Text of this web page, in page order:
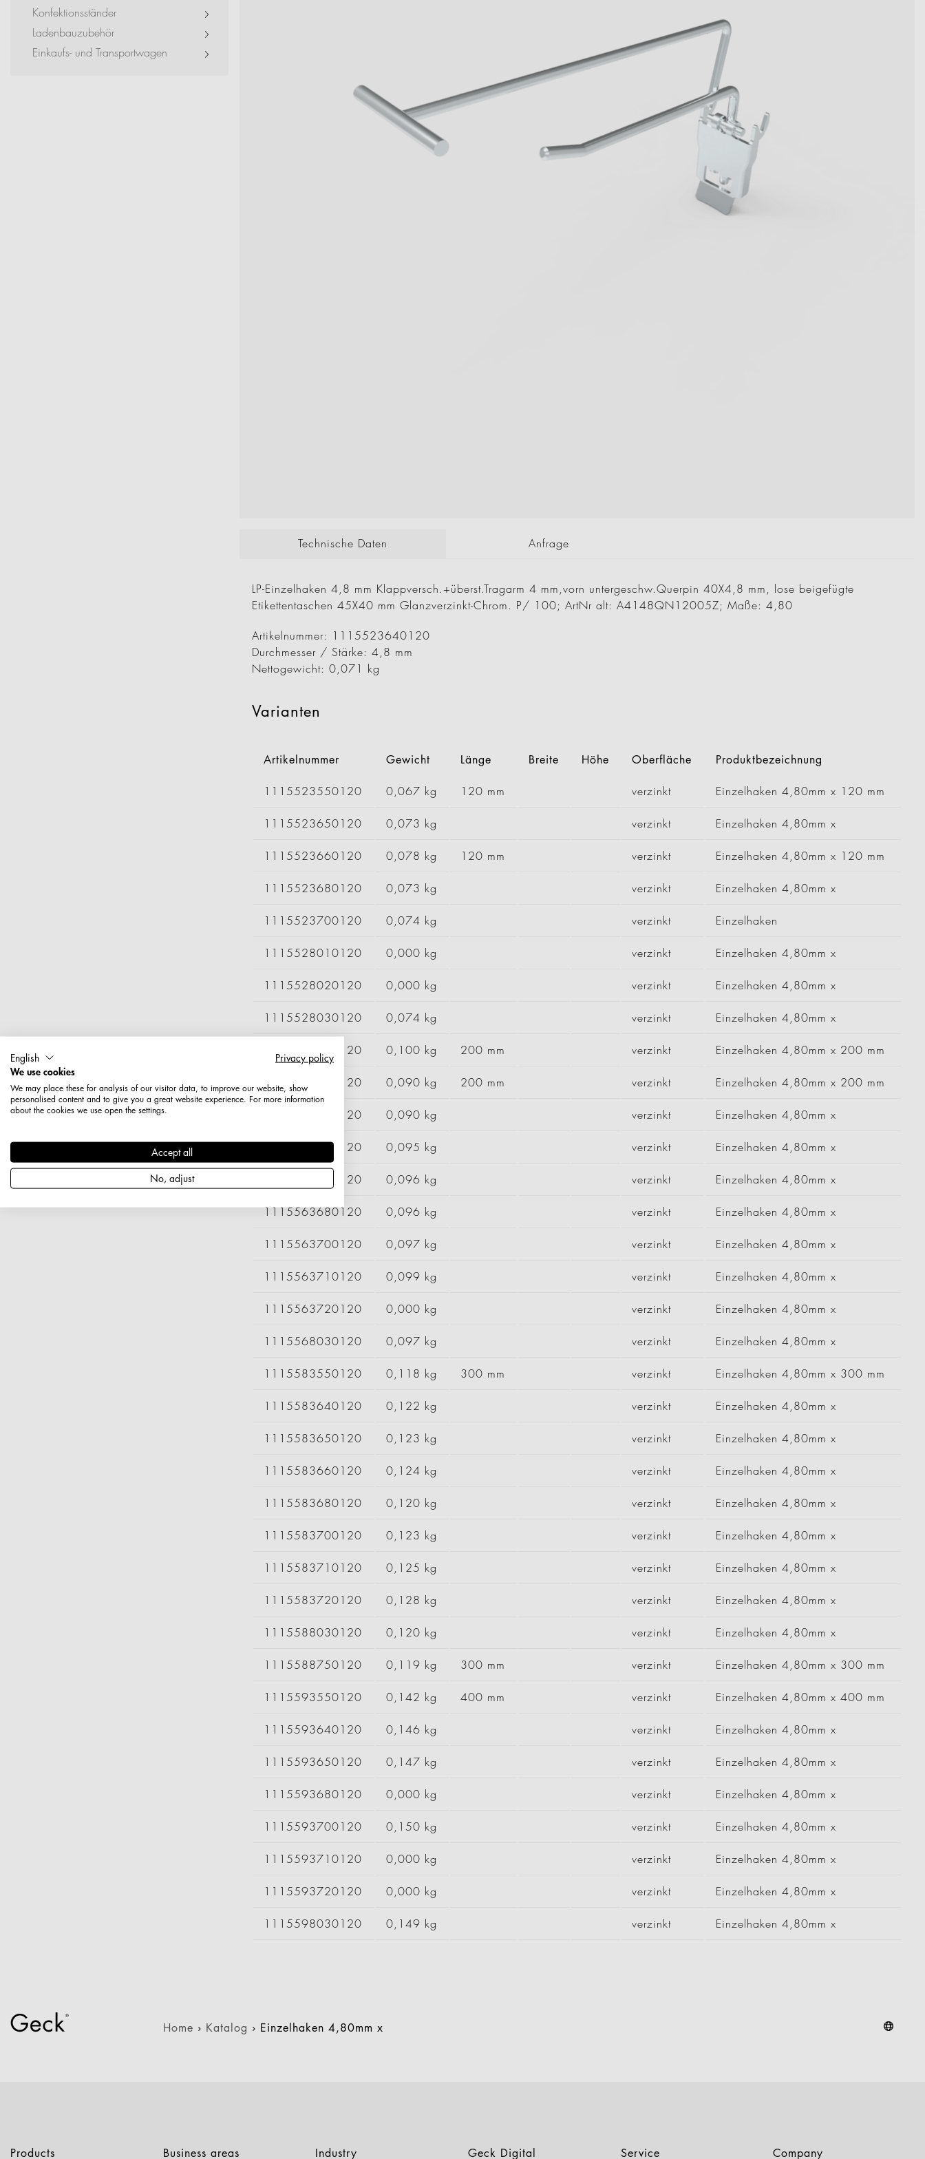
Exhibitions + Event
Service Provider + Small Business
know the innovative system solutions from
learn more
Konfektionsständer
Ladenbauzubehör
Einkaufs- und Transportwagen
Technische Daten Anfrage
LP-Einzelhaken 4,8 mm Klappversch.+überst.Tragarm 4 mm,vorn untergeschw.Querpin 40X4,8 mm, lose beigefügte
Etikettentaschen 45X40 mm Glanzverzinkt-Chrom. P/ 100; ArtNr alt: A4148QN12005Z; Maße: 4,80
Artikelnummer: 1115523640120
Durchmesser / Stärke: 4,8 mm
Nettogewicht: 0,071 kg
Varianten
Artikelnummer Gewicht Länge Breite Höhe Oberfläche Produktbezeichnung
1115523550120 0,067 kg 120 mm verzinkt Einzelhaken 4,80mm x 120 mm
1115523650120 0,073 kg verzinkt Einzelhaken 4,80mm x
1115523660120 0,078 kg 120 mm verzinkt Einzelhaken 4,80mm x 120 mm
1115523680120 0,073 kg verzinkt Einzelhaken 4,80mm x
1115523700120 0,074 kg verzinkt Einzelhaken
1115528010120 0,000 kg verzinkt Einzelhaken 4,80mm x
1115528020120 0,000 kg verzinkt Einzelhaken 4,80mm x
1115528030120 0,074 kg verzinkt Einzelhaken 4,80mm x
1115563300120 0,100 kg 200 mm verzinkt Einzelhaken 4,80mm x 200 mm
1115563550120 0,090 kg 200 mm verzinkt Einzelhaken 4,80mm x 200 mm
1115563640120 0,090 kg verzinkt Einzelhaken 4,80mm x
1115563650120 0,095 kg verzinkt Einzelhaken 4,80mm x
1115563660120 0,096 kg verzinkt Einzelhaken 4,80mm x
1115563680120 0,096 kg verzinkt Einzelhaken 4,80mm x
1115563700120 0,097 kg verzinkt Einzelhaken 4,80mm x
1115563710120 0,099 kg verzinkt Einzelhaken 4,80mm x
1115563720120 0,000 kg verzinkt Einzelhaken 4,80mm x
1115568030120 0,097 kg verzinkt Einzelhaken 4,80mm x
1115583550120 0,118 kg 300 mm verzinkt Einzelhaken 4,80mm x 300 mm
1115583640120 0,122 kg verzinkt Einzelhaken 4,80mm x
1115583650120 0,123 kg verzinkt Einzelhaken 4,80mm x
1115583660120 0,124 kg verzinkt Einzelhaken 4,80mm x
1115583680120 0,120 kg verzinkt Einzelhaken 4,80mm x
1115583700120 0,123 kg verzinkt Einzelhaken 4,80mm x
1115583710120 0,125 kg verzinkt Einzelhaken 4,80mm x
1115583720120 0,128 kg verzinkt Einzelhaken 4,80mm x
1115588030120 0,120 kg verzinkt Einzelhaken 4,80mm x
1115588750120 0,119 kg 300 mm verzinkt Einzelhaken 4,80mm x 300 mm
1115593550120 0,142 kg 400 mm verzinkt Einzelhaken 4,80mm x 400 mm
1115593640120 0,146 kg verzinkt Einzelhaken 4,80mm x
1115593650120 0,147 kg verzinkt Einzelhaken 4,80mm x
1115593680120 0,000 kg verzinkt Einzelhaken 4,80mm x
1115593700120 0,150 kg verzinkt Einzelhaken 4,80mm x
1115593710120 0,000 kg verzinkt Einzelhaken 4,80mm x
1115593720120 0,000 kg verzinkt Einzelhaken 4,80mm x
1115598030120 0,149 kg verzinkt Einzelhaken 4,80mm x
Home › Katalog › Einzelhaken 4,80mm x
Products Business areas Industry Geck Digital Service Company
English
Privacy policy
We use cookies
We may place these for analysis of our visitor data, to improve our website, show
personalised content and to give you a great website experience. For more information
about the cookies we use open the settings.
Accept all
No, adjust